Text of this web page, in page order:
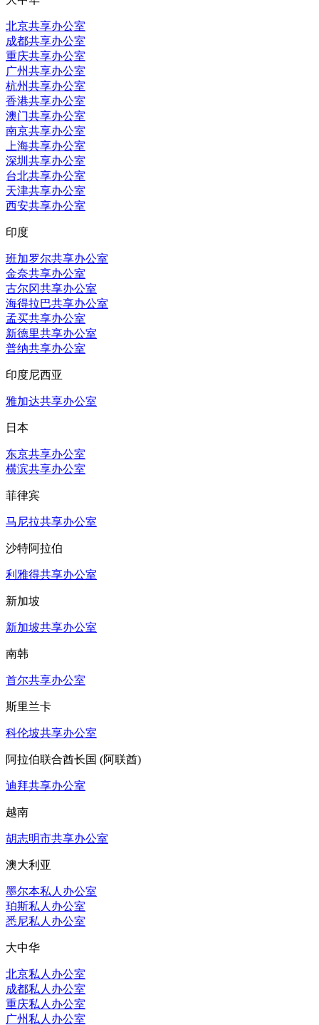
北京共享办公室
成都共享办公室
重庆共享办公室
广州共享办公室
杭州共享办公室
香港共享办公室
澳门共享办公室
南京共享办公室
上海共享办公室
深圳共享办公室
台北共享办公室
天津共享办公室
西安共享办公室
印度
班加罗尔共享办公室
金奈共享办公室
古尔冈共享办公室
海得拉巴共享办公室
孟买共享办公室
新德里共享办公室
普纳共享办公室
印度尼西亚
雅加达共享办公室
日本
东京共享办公室
横滨共享办公室
菲律宾
马尼拉共享办公室
沙特阿拉伯
利雅得共享办公室
新加坡
新加坡共享办公室
南韩
首尔共享办公室
斯里兰卡
科伦坡共享办公室
阿拉伯联合酋长国 (阿联酋)
迪拜共享办公室
越南
胡志明市共享办公室
澳大利亚
墨尔本私人办公室
珀斯私人办公室
悉尼私人办公室
大中华
北京私人办公室
成都私人办公室
重庆私人办公室
广州私人办公室